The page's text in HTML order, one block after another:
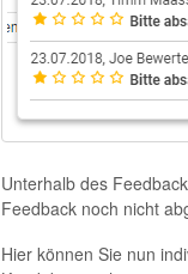
Unterhalb des
Feedback noch nicht
Hier können Sie nun